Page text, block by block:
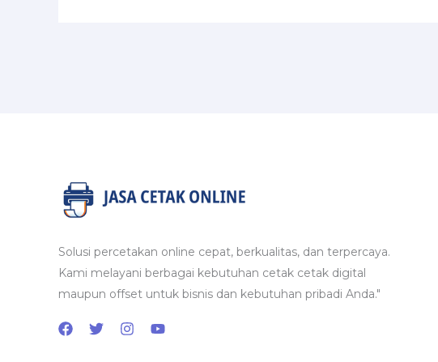
Solusi percetakan online cepat, berkualitas, dan terpercaya.
Kami melayani berbagai kebutuhan cetak cetak digital
maupun offset untuk bisnis dan kebutuhan pribadi Anda."